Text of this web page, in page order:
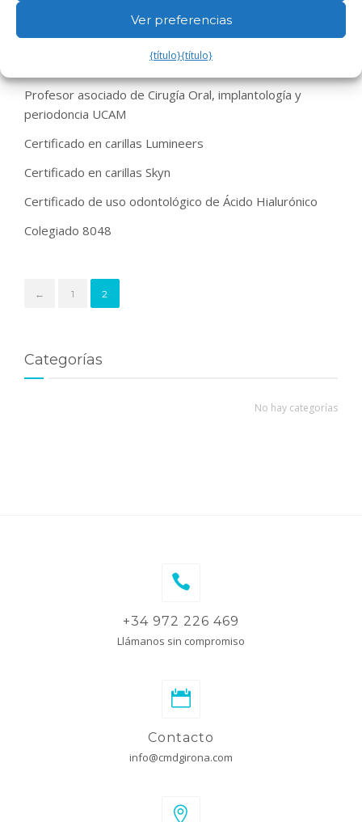
Ver preferencias
{título}{título}
Residencia en implantología UIC
Profesor asociado de Cirugía Oral, implantología y
periodoncia UCAM
Certificado en carillas Lumineers
Certificado en carillas Skyn
Certificado de uso odontológico de Ácido Hialurónico
Colegiado 8048
← 1 2
Categorías
No hay categorías
+34 972 226 469
Llámanos sin compromiso
Contacto
info@cmdgirona.com